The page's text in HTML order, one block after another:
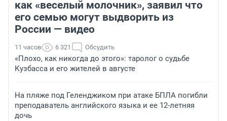
как «веселый молочник», заявил что
его семью могут выдворить из
России — видео
11 часов 6 321 Обсудить
«Плохо, как никогда до этого»: таролог о судьбе
Кузбасса и его жителей в августе
На пляже под Геленджиком при атаке БПЛА погибли
преподаватель английского языка и ее 12-летняя
дочь